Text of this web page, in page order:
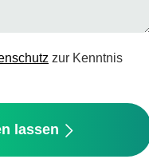
zur Kenntnis
lassen